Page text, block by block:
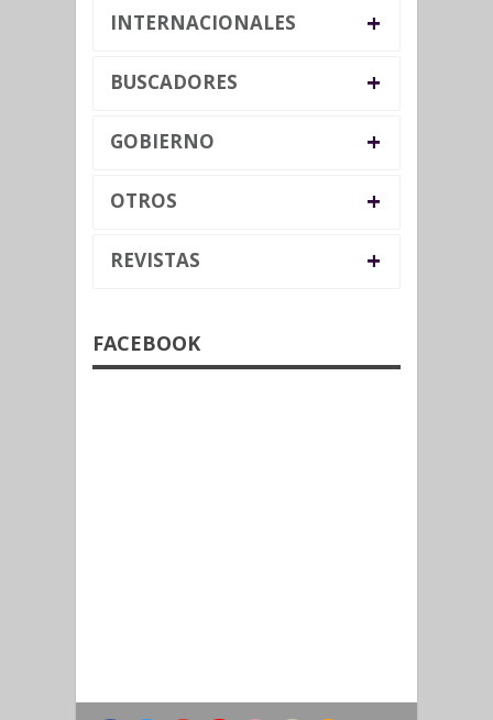
INTERNACIONALES +
BUSCADORES +
GOBIERNO +
OTROS +
REVISTAS +
FACEBOOK